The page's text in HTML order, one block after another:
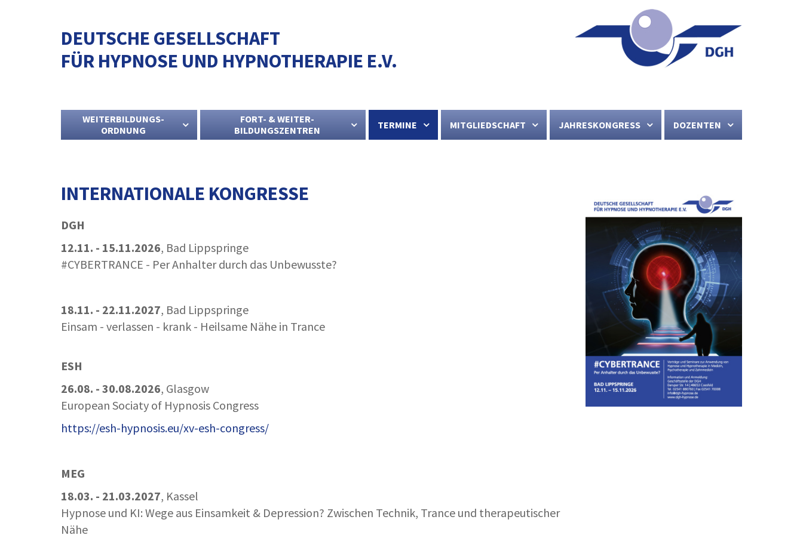
DEUTSCHE GESELLSCHAFT
FÜR HYPNOSE UND HYPNOTHERAPIE E.V.
WEITERBILDUNGS-
ORDNUNG
FORT- & WEITER-
BILDUNGSZENTREN
TERMINE MITGLIEDSCHAFT JAHRESKONGRESS DOZENTEN
INTERNATIONALE KONGRESSE
DGH
12.11. - 15.11.2026, Bad Lippspringe
#CYBERTRANCE - Per Anhalter durch das Unbewusste?
18.11. - 22.11.2027, Bad Lippspringe
Einsam - verlassen - krank - Heilsame Nähe in Trance
ESH
26.08. - 30.08.2026, Glasgow
European Sociaty of Hypnosis Congress
https://esh-hypnosis.eu/xv-esh-congress/
MEG
18.03. - 21.03.2027, Kassel
Hypnose und KI: Wege aus Einsamkeit & Depression? Zwischen Technik, Trance und therapeutischer
Nähe